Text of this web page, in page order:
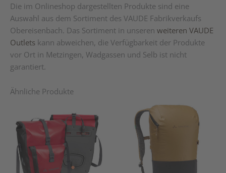
Nur angemeldete Kunden, die dieses Produkt gekauft
haben, dürfen eine Bewertung abgeben.
Die im Onlineshop dargestellten Produkte sind eine
Auswahl aus dem Sortiment des VAUDE Fabrikverkaufs
Obereisenbach. Das Sortiment in unseren weiteren VAUDE
Outlets kann abweichen, die Verfügbarkeit der Produkte
vor Ort in Metzingen, Wadgassen und Selb ist nicht
garantiert.
Ähnliche Produkte